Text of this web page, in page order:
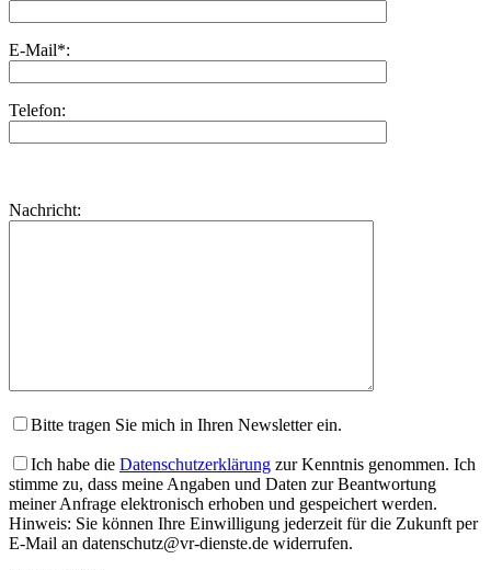
E-Mail*:
Telefon:
dieses
lasse
Nachricht:
Bitte tragen Sie mich in Ihren Newsletter ein.
Ich habe die Datenschutzerklärung zur Kenntnis genommen. Ich
stimme zu, dass meine Angaben und Daten zur Beantwortung
meiner Anfrage elektronisch erhoben und gespeichert werden.
Hinweis: Sie können Ihre Einwilligung jederzeit für die Zukunft per
E-Mail an datenschutz@vr-dienste.de widerrufen.